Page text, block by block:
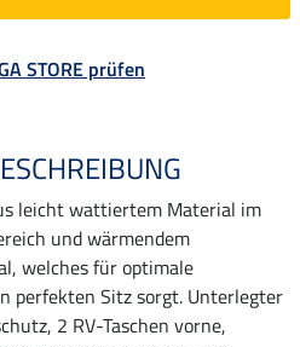
STORE prüfen
leicht wattiertem Material im
und wärmendem
welches für optimale
perfekten Sitz sorgt. Unterlegter
2 RV-Taschen vorne,